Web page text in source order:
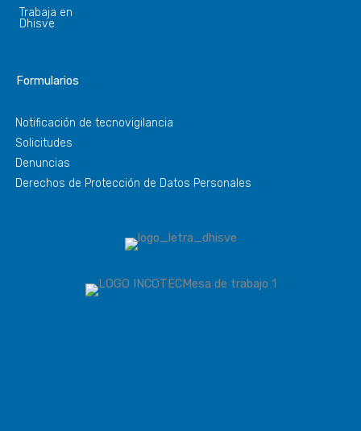
Trabaja en
Dhisve
Formularios
Notificación de tecnovigilancia
Solicitudes
Denuncias
Derechos de Protección de Datos Personales